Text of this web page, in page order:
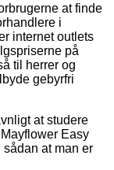
at finde
i
internet outlets
på
til herrer og
gebyrfri
at studere
Easy
at man er